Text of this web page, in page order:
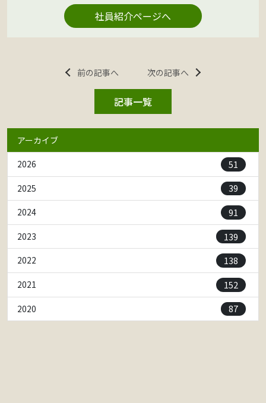
社員紹介ページへ
前の記事へ 次の記事へ
記事一覧
アーカイブ
2026
51
2025 39
2024 91
2023 139
2022 138
2021 152
2020 87